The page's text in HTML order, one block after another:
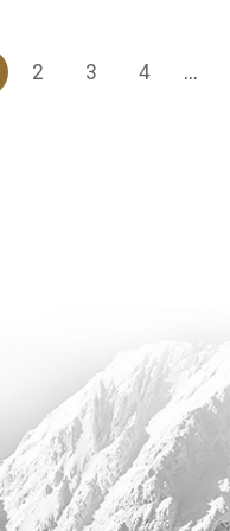
2 3 4 ...